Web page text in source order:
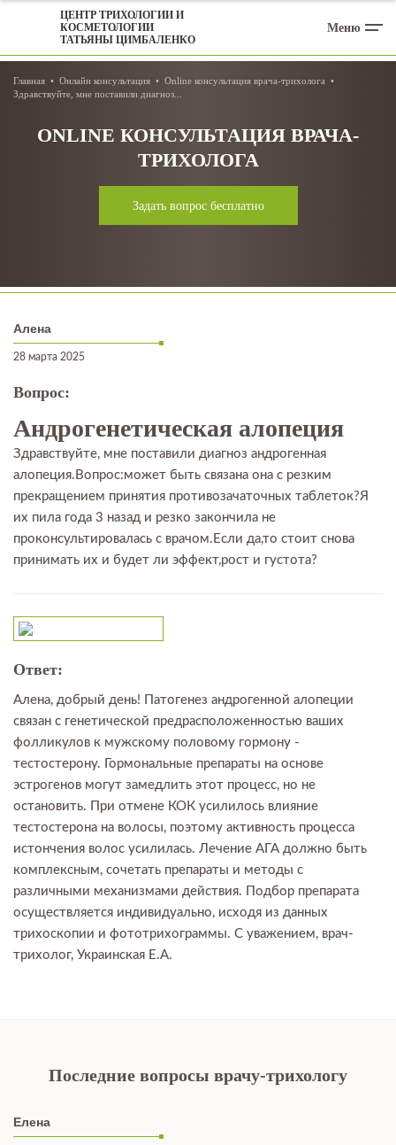
ЦЕНТР ТРИХОЛОГИИ И
КОСМЕТОЛОГИИ
ТАТЬЯНЫ ЦИМБАЛЕНКО
Меню
Главная Онлайн консультация
Online консультация врача-трихолога
Здравствуйте, мне поставили диагноз...
ONLINE КОНСУЛЬТАЦИЯ ВРАЧА-
ТРИХОЛОГА
Задать вопрос бесплатно
Алена
28 марта 2025
Вопрос:
Андрогенетическая алопеция
Здравствуйте, мне поставили диагноз андрогенная
алопеция.Вопрос:может быть связана она с резким
прекращением принятия противозачаточных таблеток?Я
их пила года 3 назад и резко закончила не
проконсультировалась с врачом.Если да,то стоит снова
принимать их и будет ли эффект,рост и густота?
Ответ:
Алена, добрый день! Патогенез андрогенной алопеции
связан с генетической предрасположенностью ваших
фолликулов к мужскому половому гормону -
тестостерону. Гормональные препараты на основе
эстрогенов могут замедлить этот процесс, но не
остановить. При отмене КОК усилилось влияние
тестостерона на волосы, поэтому активность процесса
истончения волос усилилась. Лечение АГА должно быть
комплексным, сочетать препараты и методы с
различными механизмами действия. Подбор препарата
осуществляется индивидуально, исходя из данных
трихоскопии и фототрихограммы. С уважением, врач-
трихолог, Украинская Е.А.
Последние вопросы врачу-трихологу
Елена